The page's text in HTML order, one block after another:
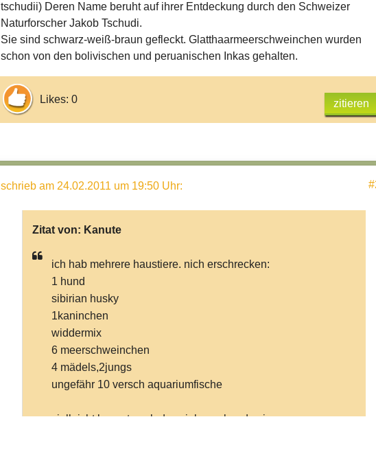
tschudii) Deren Name beruht auf ihrer Entdeckung durch den Schweizer
Naturforscher Jakob Tschudi.
Sie sind schwarz-weiß-braun gefleckt. Glatthaarmeerschweinchen wurden
schon von den bolivischen und peruanischen Inkas gehalten.
Likes: 0 zitieren
schrieb am 24.02.2011 um 19:50 Uhr:
Zitat von: Kanute
ich hab mehrere haustiere. nich erschrecken:
1 hund
sibirian husky
1kaninchen
widdermix
6 meerschweinchen
4 mädels,2jungs
ungefähr 10 versch aquariumfische
vielleicht kommt euch das viel vor aber das is